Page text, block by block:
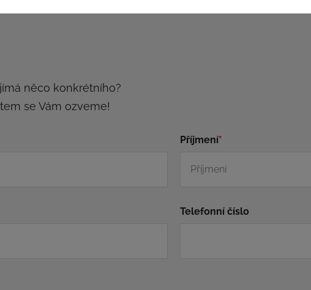
něco konkrétního?
se Vám ozveme!
Příjmení*
Telefonní číslo